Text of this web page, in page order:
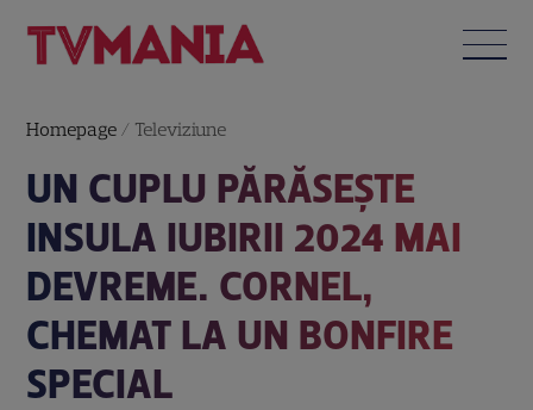
Homepage / Televiziune
UN CUPLU PĂRĂSEȘTE
INSULA IUBIRII 2024 MAI
DEVREME. CORNEL,
CHEMAT LA UN BONFIRE
SPECIAL